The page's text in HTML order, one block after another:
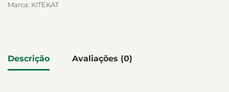
Marca: KITEKAT
Descrição Avaliações (0)